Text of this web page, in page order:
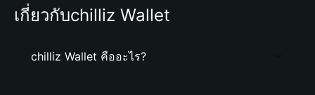
เกี่ยวกับchilliz Wallet
chilliz Wallet คืออะไร?